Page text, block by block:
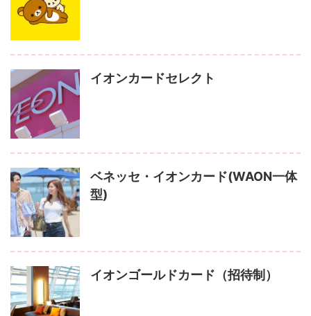
イオンカードセレクト
ベネッセ・イオンカード(WAON一体
型)
イオンゴールドカード（招待制）